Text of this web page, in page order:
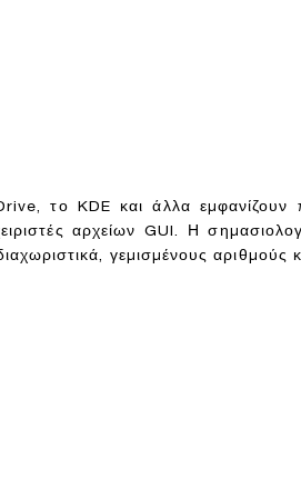
το KDE και άλλα εμφανίζουν
αρχείων GUI. Η
γεμισμένους